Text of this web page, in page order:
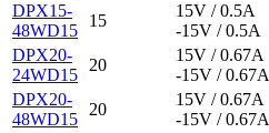
DPX15-
48WD15
15
15V / 0.5A
-15V / 0.5A
DPX20-
24WD15
20
15V / 0.67A
-15V / 0.67A
DPX20-
48WD15
20
15V / 0.67A
-15V / 0.67A